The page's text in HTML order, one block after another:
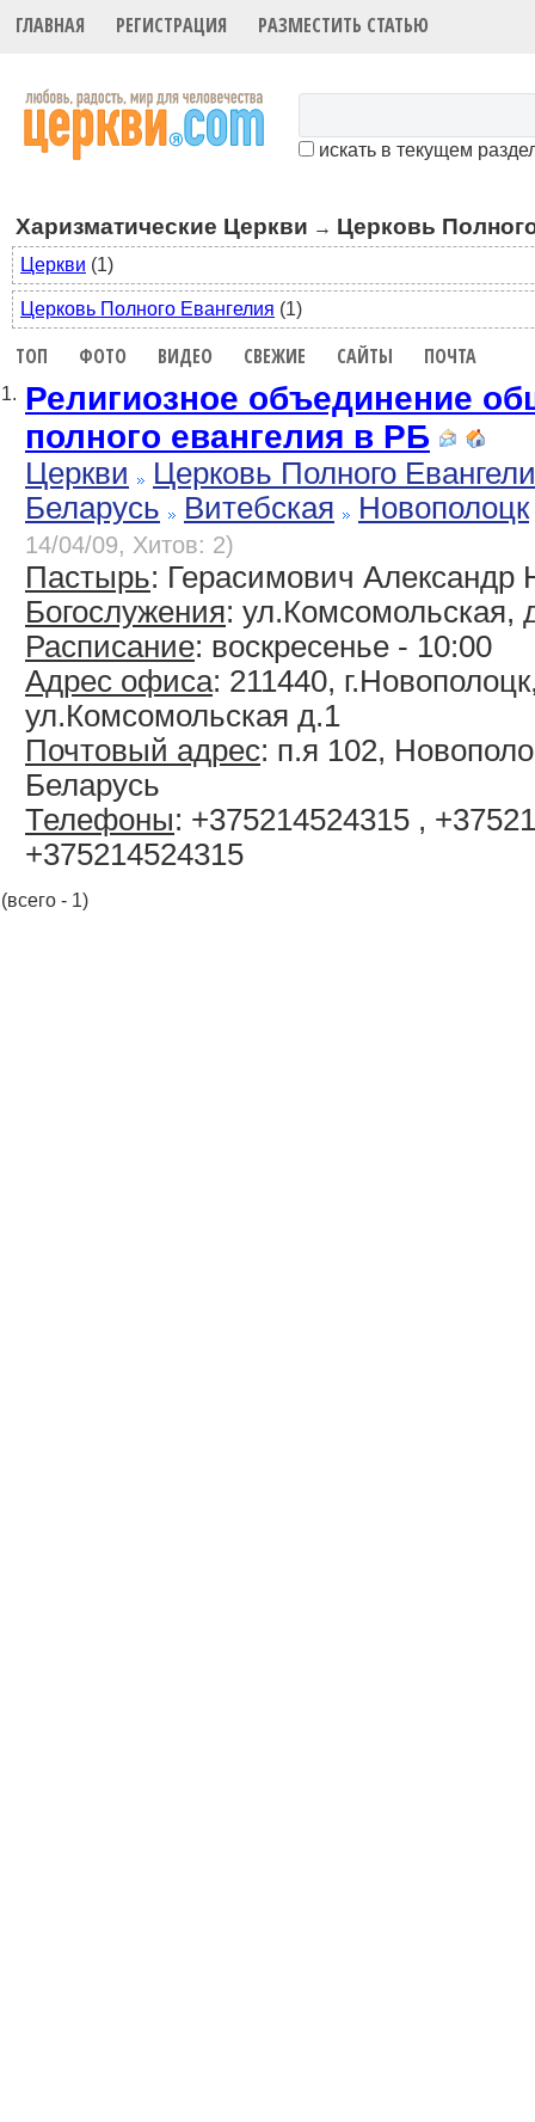
ГЛАВНАЯ РЕГИСТРАЦИЯ РАЗМЕСТИТЬ СТАТЬЮ
искать в текущем
Харизматические Церкви → Церковь
Церкви (1)
Церковь Полного Евангелия (1)
ТОП ФОТО ВИДЕО СВЕЖИЕ САЙТЫ ПОЧТА
1. Религиозное объединение
полного евангелия в РБ
Церкви
Церковь Полного
Беларусь
Витебская Новополоцк
14/04/09, Хитов: 2)
Пастырь: Герасимович Александр
Богослужения: ул.Комсомольская,
Расписание: воскресенье - 10:00
Адрес офиса: 211440,
ул.Комсомольская д.1
Почтовый адрес: п.я 102,
Беларусь
Телефоны: +375214524315 ,
+375214524315
(всего - 1)